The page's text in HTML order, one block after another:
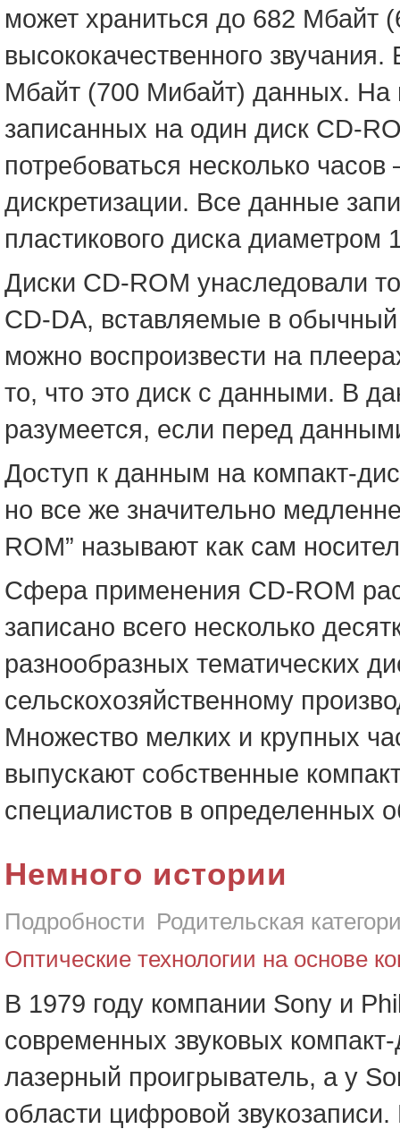
может храниться до 682 Мбайт
высококачественного
Мбайт (700 Мибайт) данных. На
записанных на один диск CD-
потребоваться несколько
дискретизации. Все данные
пластикового диска
Диски CD-ROM унаследовали
CD-DA, вставляемые в
можно воспроизвести на
то, что это диск с данными. В
разумеется, если перед
Доступ к данным на компакт-
но все же значительно
ROM” называют как сам
Сфера применения CD-ROM
записано всего несколько
разнообразных тематических
сельскохозяйственному
Множество мелких и крупных
выпускают собственные
специалистов в определенных
Немного истории
Подробности Родительская
Оптические технологии на основе
В 1979 году компании Sony и
современных звуковых
лазерный проигрыватель, а у
области цифровой